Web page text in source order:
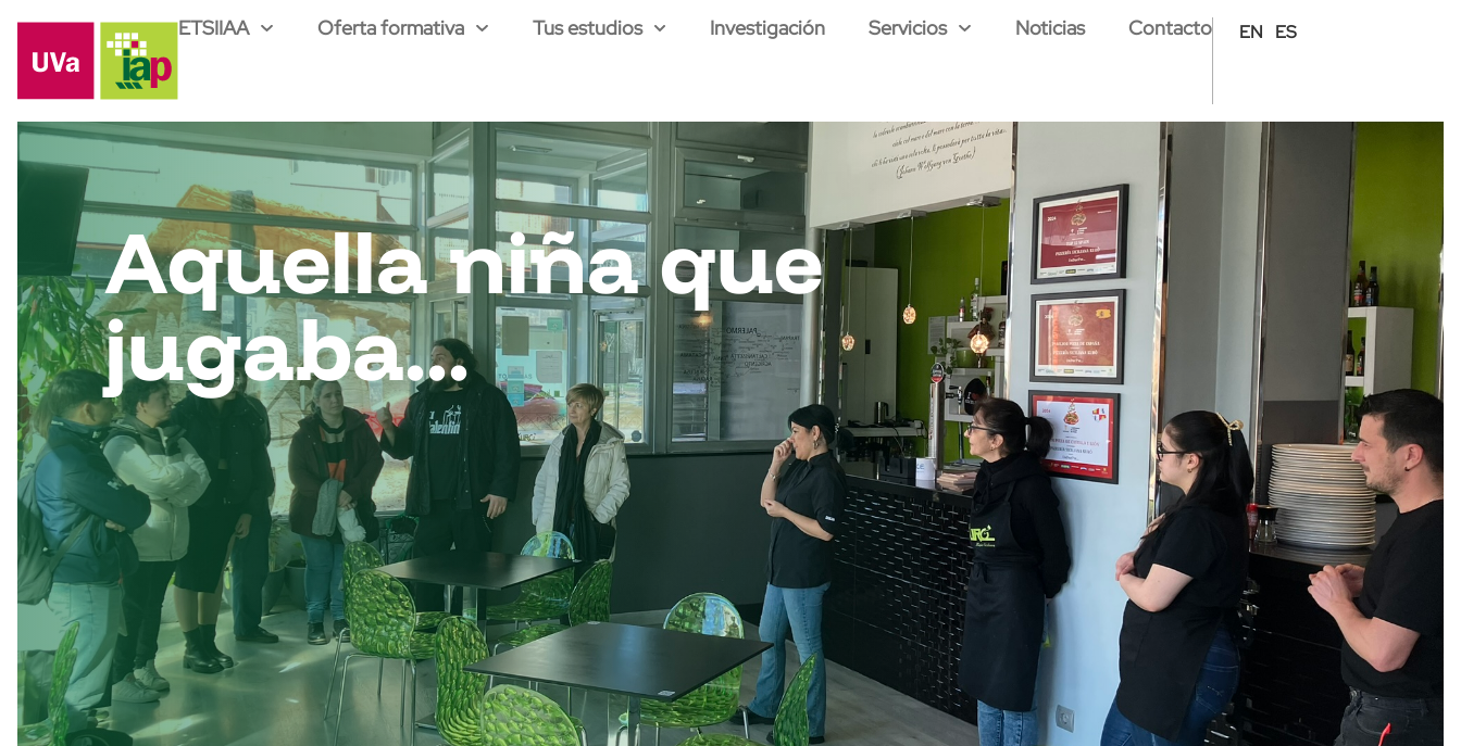
ETSIIAA Oferta formativa Tus estudios Investigación Servicios Noticias Contacto EN ES
Aquella niña que
jugaba...